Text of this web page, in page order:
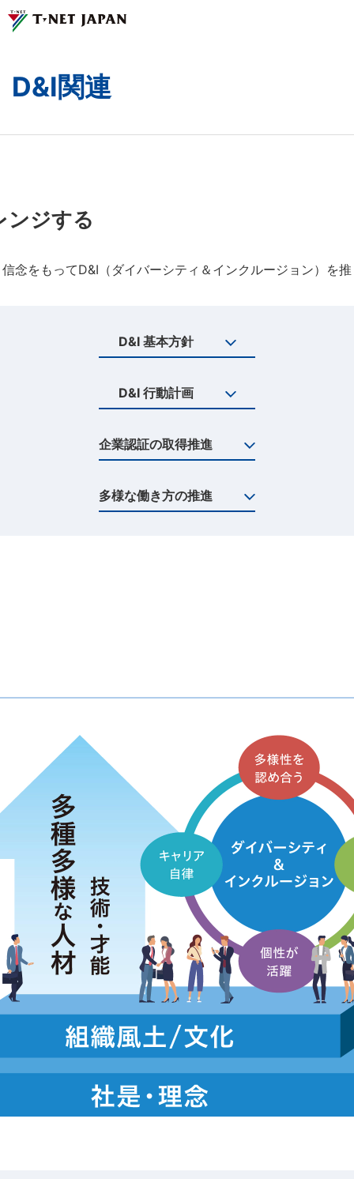
ティーネットジャパンとは
事業紹介
サステナビリティ
採用情報
お問い合わせ
情報セキュリティ基本方針
プライバシーポリシー
D&I関連
ンジする
念をもってD&I（ダイバーシティ＆インクルージョン）を
D&I 基本方針
D&I 行動計画
企業認証の取得推進
多様な働き方の推進